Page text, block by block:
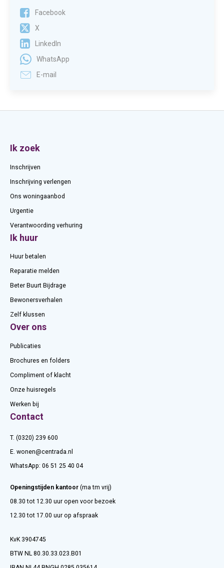
Facebook
X
LinkedIn
WhatsApp
E-mail
Contactinformatie
Ik zoek
Inschrijven
Inschrijving verlengen
Ons woningaanbod
Urgentie
Verantwoording verhuring
Ik huur
Huur betalen
Reparatie melden
Beter Buurt Bijdrage
Bewonersverhalen
Zelf klussen
Over ons
Publicaties
Brochures en folders
Compliment of klacht
Onze huisregels
Werken bij
Contact
T. (0320) 239 600
E. wonen@centrada.nl
WhatsApp: 06 51 25 40 04
Openingstijden kantoor (ma tm vrij)
08.30 tot 12.30 uur open voor bezoek
12.30 tot 17.00 uur op afspraak
KvK 3904745
BTW NL 80.30.33.023.B01